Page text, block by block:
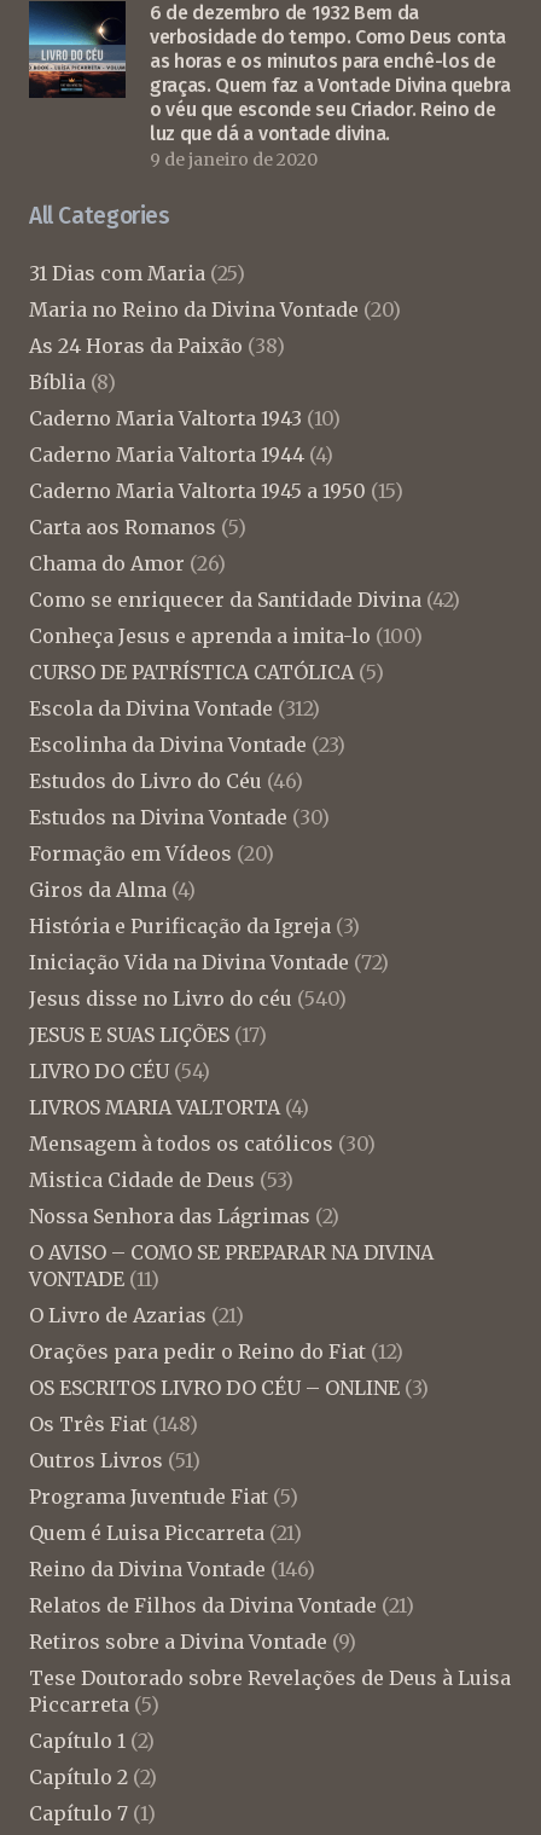
6 de dezembro de 1932 Bem da
verbosidade do tempo. Como Deus conta
as horas e os minutos para enchê-los de
graças. Quem faz a Vontade Divina quebra
o véu que esconde seu Criador. Reino de
luz que dá a vontade divina.
9 de janeiro de 2020
All Categories
31 Dias com Maria (25)
Maria no Reino da Divina Vontade (20)
As 24 Horas da Paixão (38)
Bíblia (8)
Caderno Maria Valtorta 1943 (10)
Caderno Maria Valtorta 1944 (4)
Caderno Maria Valtorta 1945 a 1950 (15)
Carta aos Romanos (5)
Chama do Amor (26)
Como se enriquecer da Santidade Divina (42)
Conheça Jesus e aprenda a imita-lo (100)
CURSO DE PATRÍSTICA CATÓLICA(5)
Escola da Divina Vontade (312)
Escolinha da Divina Vontade (23)
Estudos do Livro do Céu (46)
Estudos na Divina Vontade (30)
Formação em Vídeos (20)
Giros da Alma (4)
História e Purificação da Igreja (3)
Iniciação Vida na Divina Vontade (72)
Jesus disse no Livro do céu (540)
JESUS E SUAS LIÇÕES (17)
LIVRO DO CÉU (54)
LIVROS MARIA VALTORTA(4)
Mensagem à todos os católicos (30)
Mistica Cidade de Deus (53)
Nossa Senhora das Lágrimas (2)
O AVISO – COMO SE PREPARAR NA DIVINA
VONTADE (11)
O Livro de Azarias (21)
Orações para pedir o Reino do Fiat (12)
OS ESCRITOS LIVRO DO CÉU – ONLINE (3)
Os Três Fiat (148)
Outros Livros (51)
Programa Juventude Fiat (5)
Quem é Luisa Piccarreta (21)
Reino da Divina Vontade (146)
Relatos de Filhos da Divina Vontade (21)
Retiros sobre a Divina Vontade (9)
Tese Doutorado sobre Revelações de Deus à Luisa
Piccarreta (5)
Capítulo 1 (2)
Capítulo 2 (2)
Capítulo 7 (1)